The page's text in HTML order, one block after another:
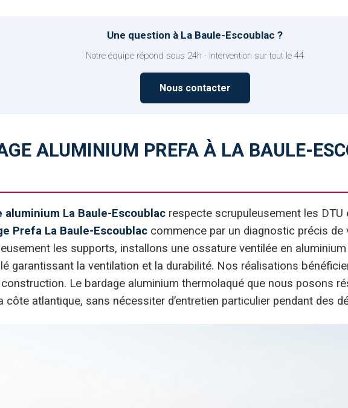
Une question à La Baule-Escoublac ?
Notre équipe répond sous 24h · Intervention sur tout le 44
Nous contacter
ALUMINIUM PREFA À LA BAULE-
aluminium La Baule-Escoublac respecte scrupuleusement les
Prefa La Baule-Escoublac commence par un diagnostic précis
les supports, installons une ossature ventilée en
garantissant la ventilation et la durabilité. Nos réalisations
Le bardage aluminium thermolaqué que nous posons
atlantique, sans nécessiter d’entretien particulier pendant des